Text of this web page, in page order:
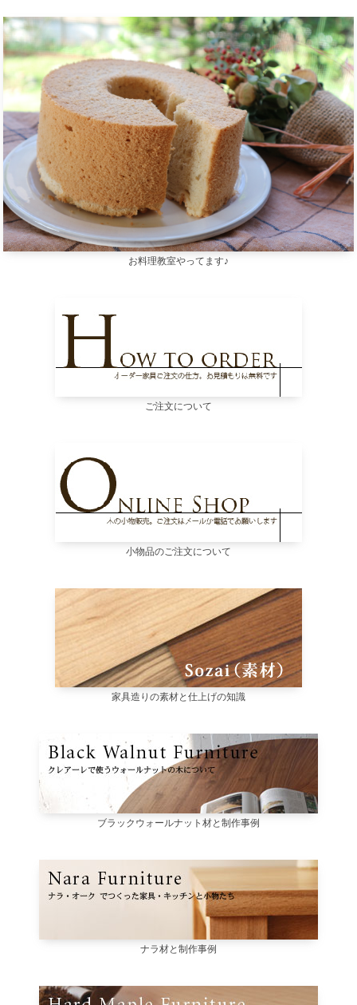
お料理教室やってます♪
ご注文について
小物品のご注文について
家具造りの素材と仕上げの知識
ブラックウォールナット材と制作事例
ナラ材と制作事例